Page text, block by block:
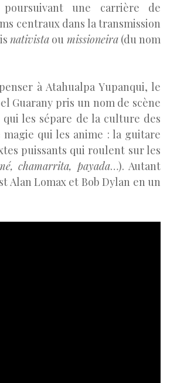
une carrière de
centraux dans la transmission
nativista ou missioneira(du nom
à Atahualpa Yupanqui, le
Guarany pris un nom de scène
les sépare de la culture des
magie qui les anime : la guitare
puissants qui roulent sur les
chamarrita, payada…). Autant
Alan Lomax et Bob Dylan en un